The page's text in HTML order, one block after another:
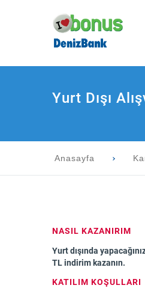
Yurt Dışı
Anasayfa
NASIL KAZANIRIM
Yurt dışında
TL indirim kazanın.
KATILIM KOŞULLARI